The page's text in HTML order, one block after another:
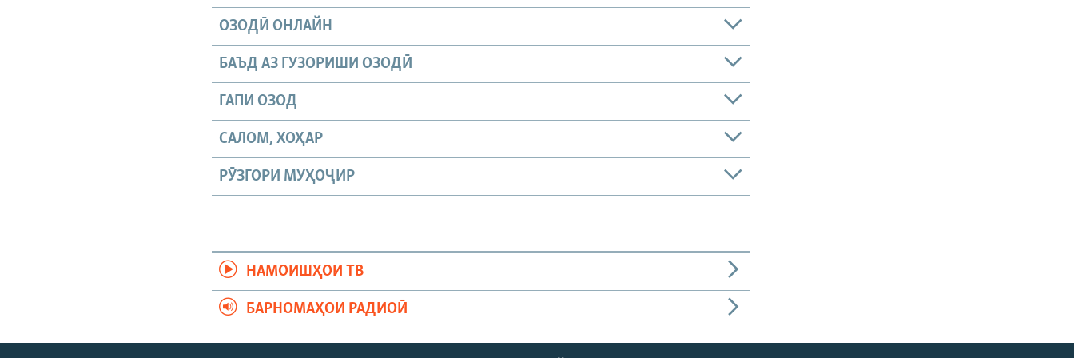
ОЗОДӢ ОНЛАЙН
БАЪД АЗ ГУЗОРИШИ ОЗОДӢ
ГАПИ ОЗОД
САЛОМ, ХОҲАР
РӮЗГОРИ МУҲОҶИР
НАМОИШҲОИ ТВ
БАРНОМАҲОИ РАДИОӢ